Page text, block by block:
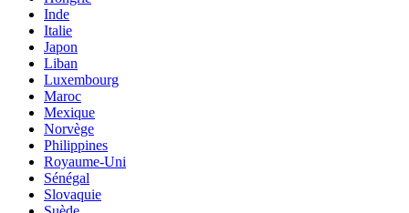
Inde
Italie
Japon
Liban
Luxembourg
Maroc
Mexique
Norvège
Philippines
Royaume-Uni
Sénégal
Slovaquie